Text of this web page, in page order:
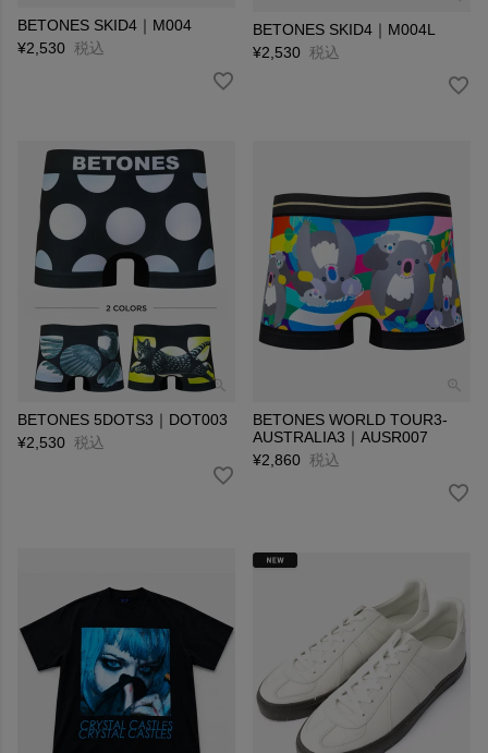
BETONES SKID4｜M004
¥2,530 税込
BETONES SKID4｜M004L
¥2,530 税込
BETONES 5DOTS3｜DOT003
¥2,530 税込
BETONES WORLD TOUR3-
AUSTRALIA3｜AUSR007
¥2,860 税込